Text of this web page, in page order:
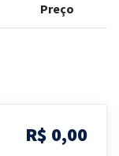
Preço
R$ 0,00